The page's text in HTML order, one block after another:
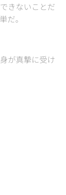
きないことだ
だ。
が真摯に受け